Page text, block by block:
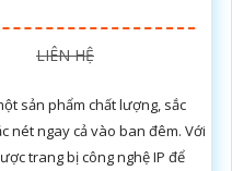
LIÊN HỆ
sản phẩm chất lượng, sắc
nét ngay cả vào ban đêm. Với
trang bị công nghệ IP để